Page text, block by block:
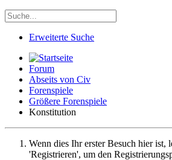
Erweiterte Suche
Forum
Abseits von Civ
Forenspiele
Größere Forenspiele
Konstitution
Wenn dies Ihr erster Besuch hier ist,
'Registrieren', um den